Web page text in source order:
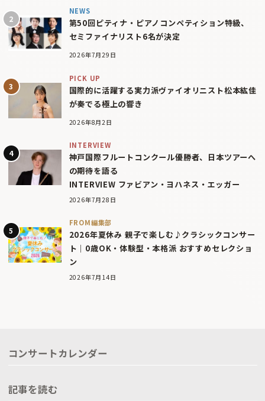
NEWS
第50回ピティナ・ピアノコンペティション特級、
セミファイナリスト6名が決定
2026年7月29日
PICK UP
国際的に活躍する実力派ヴァイオリニスト松本紘佳
が奏でる極上の響き
2026年8月2日
INTERVIEW
神戸国際フルートコンクール優勝者、日本ツアーへ
の期待を語る
INTERVIEW ファビアン・ヨハネス・エッガー
2026年7月28日
FROM編集部
2026年夏休み 親子で楽しむ♪クラシックコンサー
ト｜0歳OK・体験型・本格派 おすすめセレクショ
ン
2026年7月14日
コンサートカレンダー
記事を読む